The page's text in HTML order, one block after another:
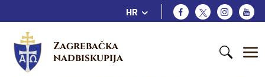
HR
Zagrebačka
nadbiskupija